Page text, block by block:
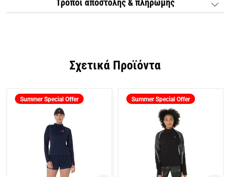
Σχετικά Προϊόντα
Summer Special Offer Summer Special Offer